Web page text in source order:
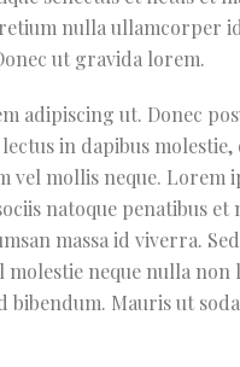
nulla ullamcorper
ut gravida lorem.
adipiscing ut. Donec
in dapibus
vel mollis neque. Lorem
natoque penatibus
massa id viverra.
neque nulla
Mauris ut